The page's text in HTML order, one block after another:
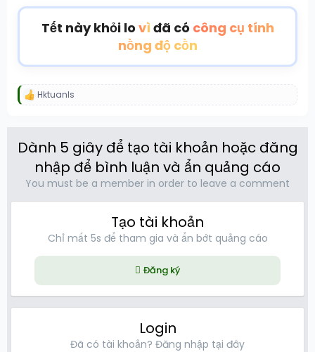
Tết này khỏi lo vì đã có công cụ tính
nồng độ cồn
R
t
i
n
:
Hktuanls
Dành 5 giây để tạo tài khoản hoặc đăng
nhập để bình luận và ẩn quảng cáo
You must be a member in order to leave a comment
Tạo tài khoản
Chỉ mất 5s để tham gia và ẩn bớt quảng cáo
Đăng ký
Login
Đã có tài khoản? Đăng nhập tại đây